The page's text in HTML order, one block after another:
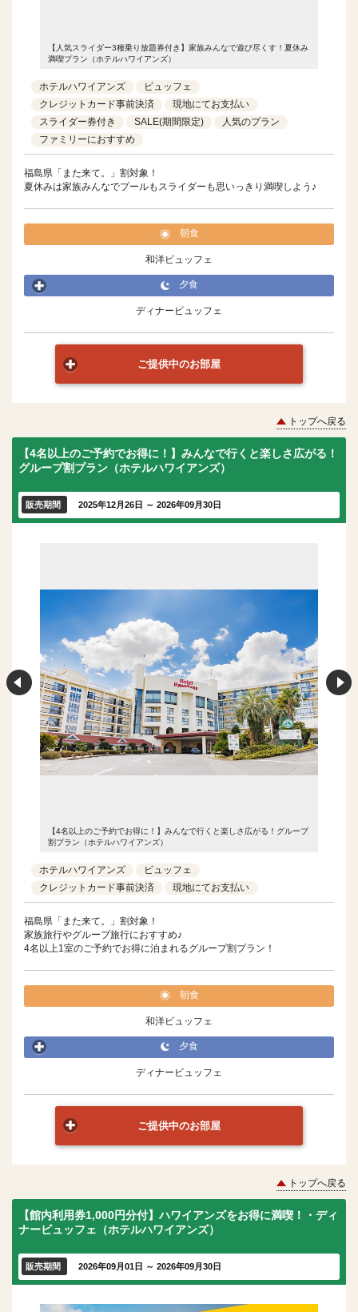
【人気スライダー3種乗り放題券付き】家族みんなで遊び尽くす！夏休み
満喫プラン（ホテルハワイアンズ）
ホテルハワイアンズ
ビュッフェ
クレジットカード事前決済
現地にてお支払い
スライダー券付き
SALE(期間限定)
人気のプラン
ファミリーにおすすめ
福島県「また来て。」割対象！
夏休みは家族みんなでプールもスライダーも思いっきり満喫しよう♪
朝食
和洋ビュッフェ
夕食
ディナービュッフェ
ご提供中のお部屋
トップへ戻る
【4名以上のご予約でお得に！】みんなで行くと楽しさ広がる！
グループ割プラン（ホテルハワイアンズ）
販売期間 2025年12月26日 ～ 2026年09月30日
【4名以上のご予約でお得に！】みんなで行くと楽しさ広がる！グループ
割プラン（ホテルハワイアンズ）
ホテルハワイアンズ
ビュッフェ
クレジットカード事前決済
現地にてお支払い
福島県「また来て。」割対象！
家族旅行やグループ旅行におすすめ♪
4名以上1室のご予約でお得に泊まれるグループ割プラン！
朝食
和洋ビュッフェ
夕食
ディナービュッフェ
ご提供中のお部屋
トップへ戻る
【館内利用券1,000円分付】ハワイアンズをお得に満喫！・ディ
ナービュッフェ（ホテルハワイアンズ）
販売期間 2026年09月01日 ～ 2026年09月30日